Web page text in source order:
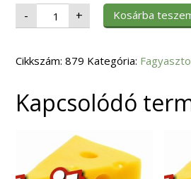
- Fagy.
Csirkemell
Csíkok
EUPoultry
+ Kosárba
Cikkszám:879 Kategória:
Kapcsolódó